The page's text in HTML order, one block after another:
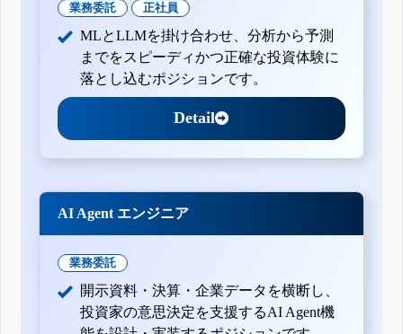
業務委託 正社員
MLとLLMを掛け合わせ、分析から予測
までをスピーディかつ正確な投資体験に
落とし込むポジションです。
Detail
AI Agent エンジニア
業務委託
開示資料・決算・企業データを横断し、
投資家の意思決定を支援するAI Agent機